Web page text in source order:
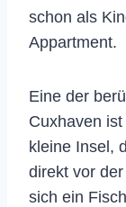
schon als
Appartment.
Eine der
Cuxhaven ist
kleine Insel,
direkt vor
sich ein